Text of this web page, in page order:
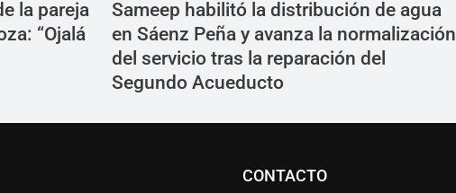
la pareja
“Ojalá
Sameep habilitó la distribución de agua
en Sáenz Peña y avanza la normalización
del servicio tras la reparación del
Segundo Acueducto
CONTACTO